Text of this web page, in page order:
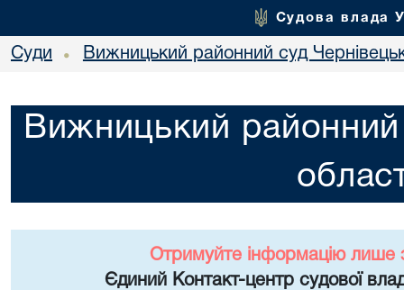
Судова влада
Суди • Вижницький районний суд
Вижницький районний
Отримуйте інформацію лише
Єдиний Контакт-центр судової